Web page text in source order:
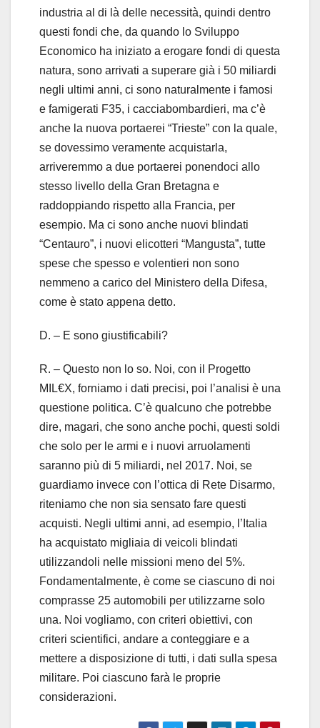
industria al di là delle necessità, quindi dentro
questi fondi che, da quando lo Sviluppo
Economico ha iniziato a erogare fondi di questa
natura, sono arrivati a superare già i 50 miliardi
negli ultimi anni, ci sono naturalmente i famosi
e famigerati F35, i cacciabombardieri, ma c’è
anche la nuova portaerei “Trieste” con la quale,
se dovessimo veramente acquistarla,
arriveremmo a due portaerei ponendoci allo
stesso livello della Gran Bretagna e
raddoppiando rispetto alla Francia, per
esempio. Ma ci sono anche nuovi blindati
“Centauro”, i nuovi elicotteri “Mangusta”, tutte
spese che spesso e volentieri non sono
nemmeno a carico del Ministero della Difesa,
come è stato appena detto.
D. – E sono giustificabili?
R. – Questo non lo so. Noi, con il Progetto
MIL€X, forniamo i dati precisi, poi l’analisi è una
questione politica. C’è qualcuno che potrebbe
dire, magari, che sono anche pochi, questi soldi
che solo per le armi e i nuovi arruolamenti
saranno più di 5 miliardi, nel 2017. Noi, se
guardiamo invece con l’ottica di Rete Disarmo,
riteniamo che non sia sensato fare questi
acquisti. Negli ultimi anni, ad esempio, l’Italia
ha acquistato migliaia di veicoli blindati
utilizzandoli nelle missioni meno del 5%.
Fondamentalmente, è come se ciascuno di noi
comprasse 25 automobili per utilizzarne solo
una. Noi vogliamo, con criteri obiettivi, con
criteri scientifici, andare a conteggiare e a
mettere a disposizione di tutti, i dati sulla spesa
militare. Poi ciascuno farà le proprie
considerazioni.